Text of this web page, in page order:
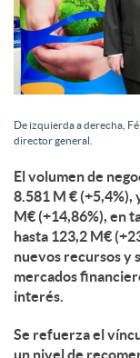
De izquierda a derecha,
director general.
El volumen de
8.581 M € (+5,4%),
M€ (+14,86%), en
hasta 123,2 M€
nuevos recursos y
mercados
interés.
Se refuerza el
un nivel de